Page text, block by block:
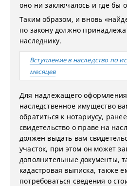
оно ни заключалось и где бы
Таким образом, и вновь
по закону должно
наследнику.
Вступление в наследство по
месяцев
Для надлежащего
наследственное имущество
обратиться к нотариусу,
свидетельство о праве на
должен выдать вам
участок, при этом он может
дополнительные документы,
кадастровая выписка, также
потребоваться сведения о